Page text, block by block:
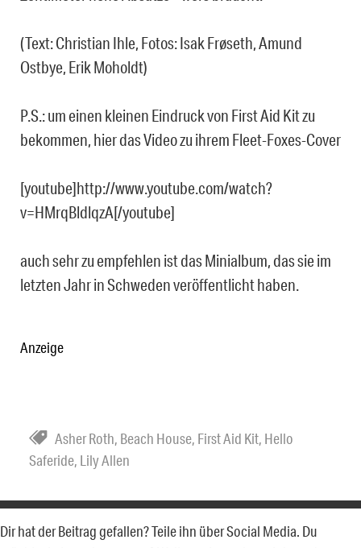
(Text: Christian Ihle, Fotos: Isak Frøseth, Amund
Ostbye, Erik Moholdt)
P.S.: um einen kleinen Eindruck von First Aid Kit zu
bekommen, hier das Video zu ihrem Fleet-Foxes-Cover
[youtube]http://www.youtube.com/watch?
v=HMrqBldlqzA[/youtube]
auch sehr zu empfehlen ist das Minialbum, das sie im
letzten Jahr in Schweden veröffentlicht haben.
Anzeige
Asher Roth, Beach House, First Aid Kit, Hello
Saferide, Lily Allen
Dir hat der Beitrag gefallen? Teile ihn über Social Media. Du